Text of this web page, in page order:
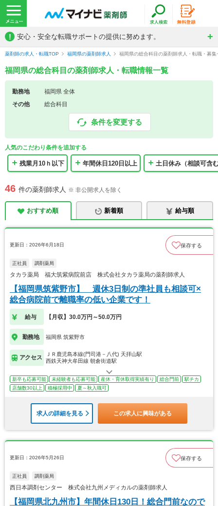
! 安心・安全な転職サポートの提供に努めます。
薬剤師の求人・転職TOP 福岡県の薬剤師求人 福岡県の総合科目の薬剤師求人・転職・募集
福岡県の総合科目の薬剤師求人・転職情報一覧
勤務地
福岡県 全体
その他
総合科目
条件を変更する
人気のこだわり条件を追加する
残業月10ｈ以下 年間休日120日以上 土日休み（相談可含
46 件の薬剤師求人 ※ 非公開求人を除く
おすすめ順 新着順 給与順
更新日：2026年6月18日 保存する
正社員 調剤薬局
タカラ薬局 福大筑紫病院前店 株式会社タカラ薬局の薬剤師求人
【福岡県筑紫野市】 週休3日制の準社員も相談可×
総合病院前で離職率の低い企業です！
給与 【月収】30.0万円～50.0万円
勤務地 福岡県 筑紫野市
アクセス
ＪＲ鹿児島本線(門司港－八代) 天拝山駅
西鉄天神大牟田線 朝倉街道駅
新卒も応募可能 未経験者も応募可能 産休・育休取得実績有り 総合門前
駅チカ
店舗数30以上
積極採用中 夏～秋入職可
求人の詳細を見る この求人に興味がある
更新日：2026年5月26日 保存する
正社員 調剤薬局
西日本調剤センター 株式会社九州メディカルの薬剤師求人
【福岡県北九州市】年間休日130日！総合門前なので